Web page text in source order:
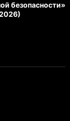
безопасности»